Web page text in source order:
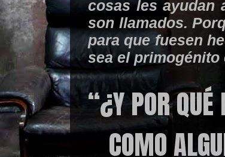
cosas les ayudan
son llamados.
para que fuesen
sea el primogénito
“¿Y POR
COMO